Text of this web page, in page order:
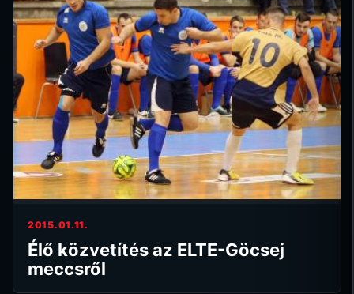
2015.01.11.
Élő közvetítés az ELTE-Göcsej
meccsről